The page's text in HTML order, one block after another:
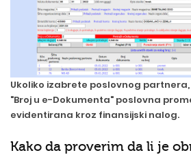
Ukoliko izabrete poslovnog
"Broj u e-Dokumenta" poslovna
evidentirana kroz finansijski nalog.
Kako da proverim da li je